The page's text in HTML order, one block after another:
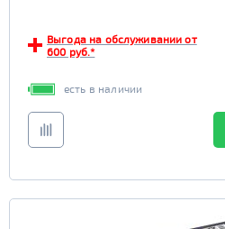
Выгода на обслуживании от
600 руб.*
есть в наличии